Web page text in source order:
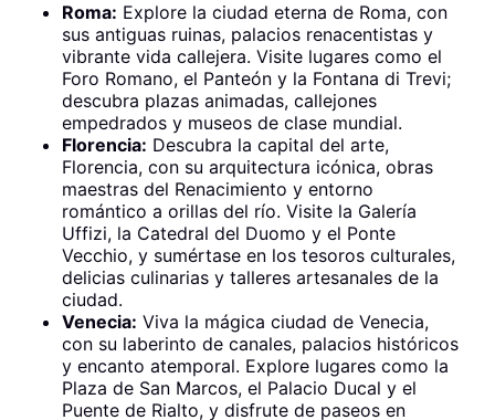
Roma: Explore la ciudad eterna de Roma, con
sus antiguas ruinas, palacios renacentistas y
vibrante vida callejera. Visite lugares como el
Foro Romano, el Panteón y la Fontana di Trevi;
descubra plazas animadas, callejones
empedrados y museos de clase mundial.
Florencia: Descubra la capital del arte,
Florencia, con su arquitectura icónica, obras
maestras del Renacimiento y entorno
romántico a orillas del río. Visite la Galería
Uffizi, la Catedral del Duomo y el Ponte
Vecchio, y sumértase en los tesoros culturales,
delicias culinarias y talleres artesanales de la
ciudad.
Venecia: Viva la mágica ciudad de Venecia,
con su laberinto de canales, palacios históricos
y encanto atemporal. Explore lugares como la
Plaza de San Marcos, el Palacio Ducal y el
Puente de Rialto, y disfrute de paseos en